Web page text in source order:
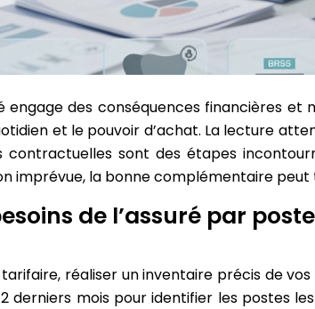
engage des conséquences financières
et le pouvoir d’achat. La lecture
contractuelles sont des étapes
imprévue, la bonne complémentaire
de l’assuré par
réaliser un inventaire précis de
derniers mois pour identifier les postes